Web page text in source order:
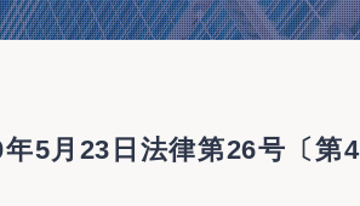
5月23日法律第26号〔第4